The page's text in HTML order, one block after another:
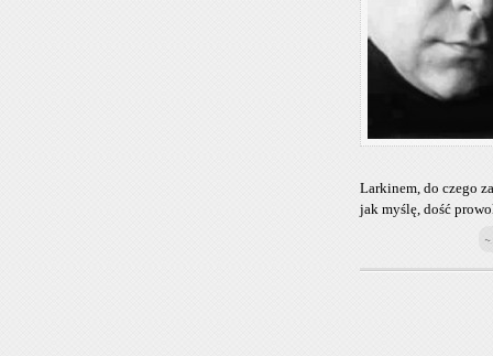
Larkinem, do czego
jak myślę, dość